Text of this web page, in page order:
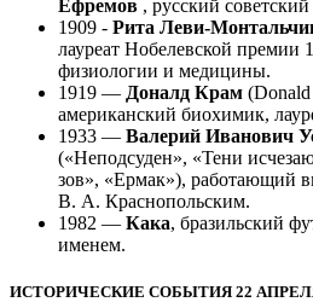
Ефремов , русский
1909 - Рита Леви-
лауреат Нобелевской премии
физиологии и медицины.
1919 — Доналд Крам (Donald
американский биохимик,
1933 — Валерий Иванович
(«Неподсуден», «Тени
зов», «Ермак»), работающий
В. А. Краснопольским.
1982 — Кака, бразильский
именем.
ИСТОРИЧЕСКИЕ СОБЫТИЯ 22